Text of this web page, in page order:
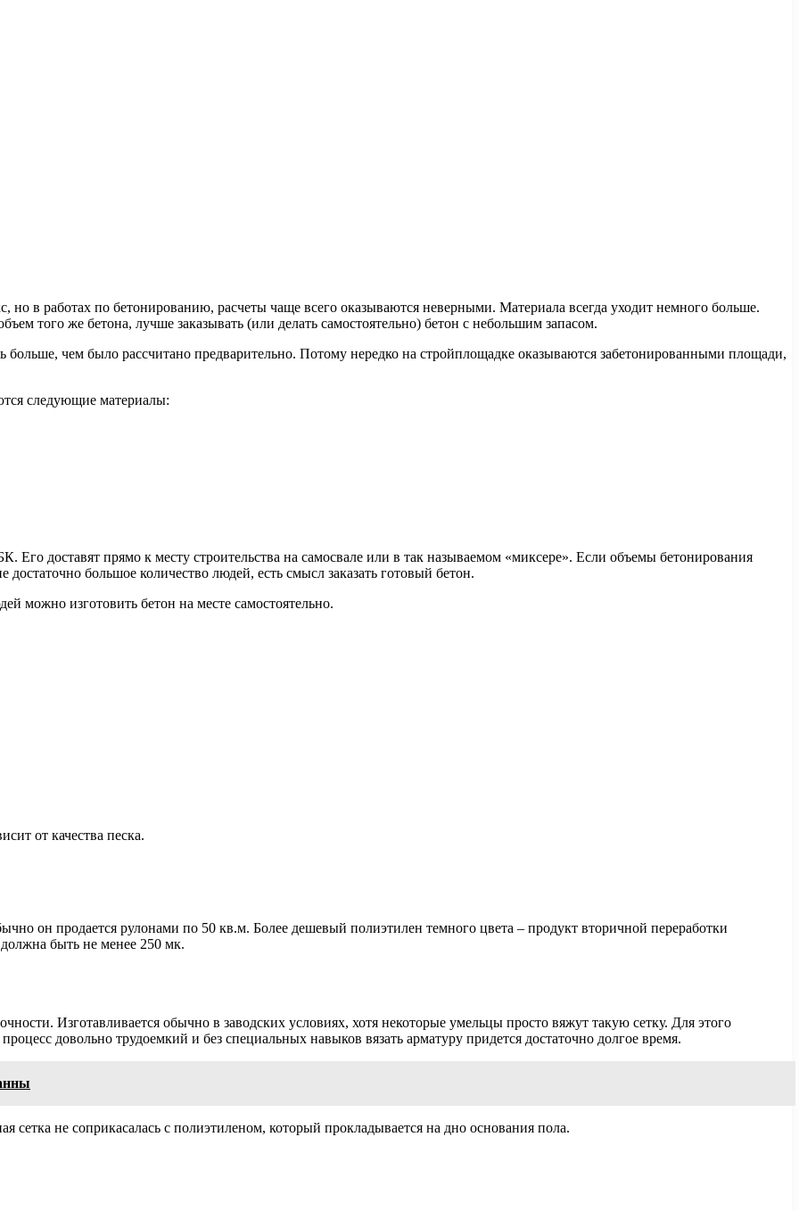
но в работах по бетонированию, расчеты чаще всего оказываются неверными. Материала всегда уходит немного больше.
того же бетона, лучше заказывать (или делать самостоятельно) бетон с небольшим запасом.
больше, чем было рассчитано предварительно. Потому нередко на стройплощадке оказываются забетонированными площади,
следующие материалы:
Его доставят прямо к месту строительства на самосвале или в так называемом «миксере». Если объемы бетонирования
большое количество людей, есть смысл заказать готовый бетон.
можно изготовить бетон на месте самостоятельно.
от качества песка.
он продается рулонами по 50 кв.м. Более дешевый полиэтилен темного цвета – продукт вторичной переработки
быть не менее 250 мк.
Изготавливается обычно в заводских условиях, хотя некоторые умельцы просто вяжут такую сетку. Для этого
довольно трудоемкий и без специальных навыков вязать арматуру придется достаточно долгое время.
сетка не соприкасалась с полиэтиленом, который прокладывается на дно основания пола.